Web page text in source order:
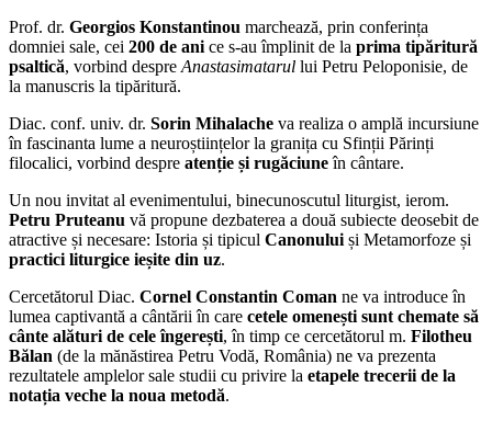
Prof. dr. Georgios Konstantinou marchează, prin conferința
domniei sale, cei 200 de ani ce s-au împlinit de la prima tipăritură
psaltică, vorbind despre Anastasimatarul lui Petru Peloponisie, de
la manuscris la tipăritură.
Diac. conf. univ. dr. Sorin Mihalache va realiza o amplă incursiune
în fascinanta lume a neuroștiințelor la granița cu Sfinții Părinți
filocalici, vorbind despre atenție și rugăciuneîn cântare.
Un nou invitat al evenimentului, binecunoscutul liturgist, ierom.
Petru Pruteanu vă propune dezbaterea a două subiecte deosebit de
atractive și necesare: Istoria și tipicul Canonului și Metamorfoze și
practici liturgice ieșite din uz.
Cercetătorul Diac. Cornel Constantin Coman ne va introduce în
lumea captivantă a cântării în care cetele omenești sunt chemate să
cânte alături de cele îngerești, în timp ce cercetătorul m. Filotheu
Bălan (de la mănăstirea Petru Vodă, România) ne va prezenta
rezultatele amplelor sale studii cu privire la etapele trecerii de la
notația veche la noua metodă.